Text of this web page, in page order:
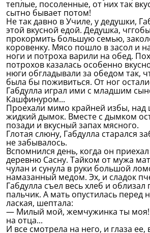
теплые, посоленные, от них так
сытно бывает потом!
Не так давно в Училе, у дедушки,
этой вкусной едой. Дедушка,
прокормить большую семью,
коровенку. Мясо пошло в засол и
ноги и потроха варили на обед.
потрохов казалась особенно
нюги обгладывали за обедом так,
была бы поживиться. От ног
Габдулла играл ими с младшим
Кашфинуром...
Проехали мимо крайней избы, над
жидкий дымок. Вместе с дымком
позади и вкусный запах мясного.
Глотая слюну, Габдулла старался
не забывалось.
Вспомнился день, когда он
деревню Сасну. Тайком от мужа
чулан и сунула в руки большой
намазанный медом. Эх, и сладок
Габдулла съел весь хлеб и
пальчик. А мать опустилась перед
лаская, шептала:
— Милый мой, жемчужинка ты моя!
на отца...
И все смотрела на него, и глаза ее,